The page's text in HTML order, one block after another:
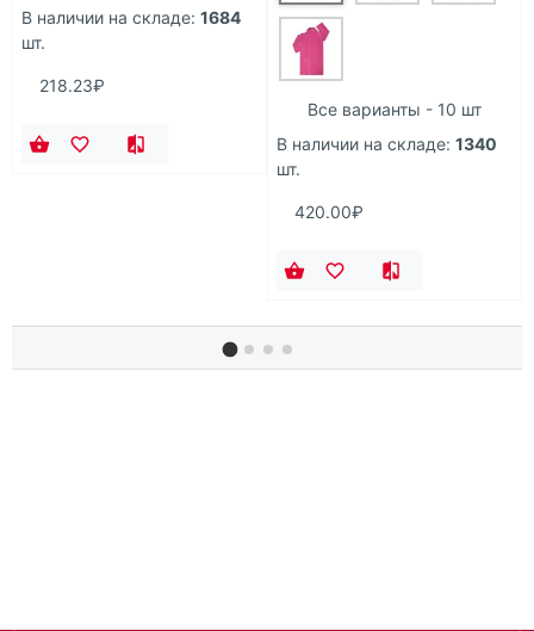
В наличии на складе: 1684
шт.
218.23₽
Все варианты - 10 шт
В наличии на складе: 1340
шт.
420.00₽